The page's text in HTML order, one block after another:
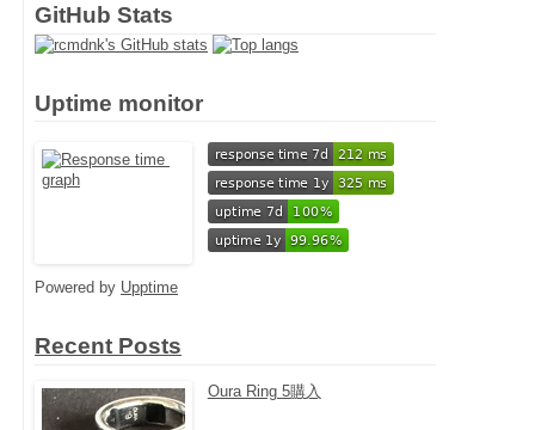
GitHub Stats
Uptime monitor
Powered by Upptime
Recent Posts
Oura Ring 5購入